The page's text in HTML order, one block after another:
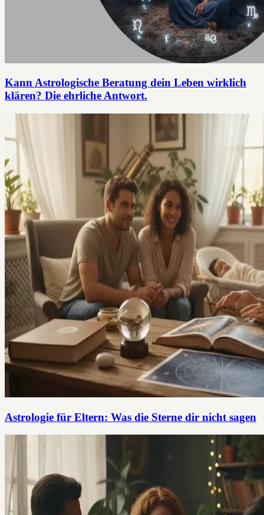
Kann Astrologische Beratung dein Leben wirklich
klären? Die ehrliche Antwort.
Astrologie für Eltern: Was die Sterne dir nicht sagen